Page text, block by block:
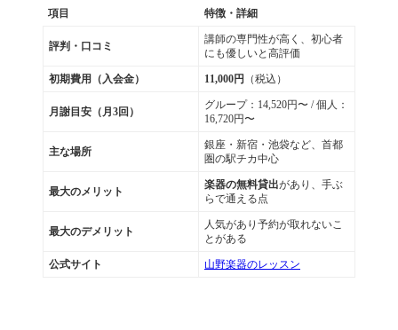
項目 特徴・詳細
評判・口コミ
講師の専門性が高く、初心者
にも優しいと高評価
初期費用（入会金） 11,000円 （税込）
月謝目安（月3回）
グループ：14,520円〜 / 個人：
16,720円〜
主な場所
銀座・新宿・池袋など、首都
圏の駅チカ中心
最大のメリット
楽器の無料貸出があり、手ぶ
らで通える点
最大のデメリット
人気があり予約が取れないこ
とがある
公式サイト 山野楽器のレッスン